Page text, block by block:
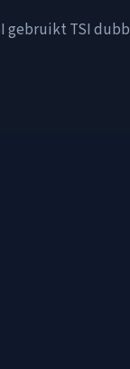
gebruikt TSI